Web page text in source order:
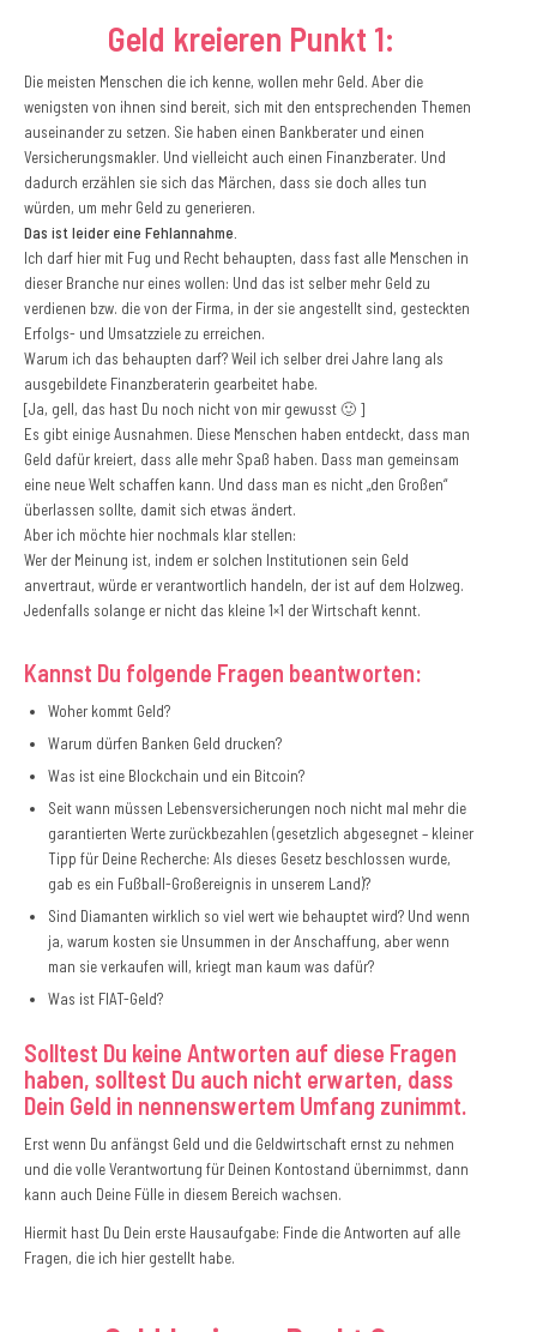
Geld kreieren Punkt 1:
Die meisten Menschen die ich kenne, wollen mehr Geld. Aber die
wenigsten von ihnen sind bereit, sich mit den entsprechenden Themen
auseinander zu setzen. Sie haben einen Bankberater und einen
Versicherungsmakler. Und vielleicht auch einen Finanzberater. Und
dadurch erzählen sie sich das Märchen, dass sie doch alles tun
würden, um mehr Geld zu generieren.
Das ist leider eine Fehlannahme.
Ich darf hier mit Fug und Recht behaupten, dass fast alle Menschen in
dieser Branche nur eines wollen: Und das ist selber mehr Geld zu
verdienen bzw. die von der Firma, in der sie angestellt sind, gesteckten
Erfolgs- und Umsatzziele zu erreichen.
Warum ich das behaupten darf? Weil ich selber drei Jahre lang als
ausgebildete Finanzberaterin gearbeitet habe.
[Ja, gell, das hast Du noch nicht von mir gewusst 🙂 ]
Es gibt einige Ausnahmen. Diese Menschen haben entdeckt, dass man
Geld dafür kreiert, dass alle mehr Spaß haben. Dass man gemeinsam
eine neue Welt schaffen kann. Und dass man es nicht „den Großen“
überlassen sollte, damit sich etwas ändert.
Aber ich möchte hier nochmals klar stellen:
Wer der Meinung ist, indem er solchen Institutionen sein Geld
anvertraut, würde er verantwortlich handeln, der ist auf dem Holzweg.
Jedenfalls solange er nicht das kleine 1×1 der Wirtschaft kennt.
Kannst Du folgende Fragen beantworten:
Woher kommt Geld?
Warum dürfen Banken Geld drucken?
Was ist eine Blockchain und ein Bitcoin?
Seit wann müssen Lebensversicherungen noch nicht mal mehr die
garantierten Werte zurückbezahlen (gesetzlich abgesegnet – kleiner
Tipp für Deine Recherche: Als dieses Gesetz beschlossen wurde,
gab es ein Fußball-Großereignis in unserem Land)?
Sind Diamanten wirklich so viel wert wie behauptet wird? Und wenn
ja, warum kosten sie Unsummen in der Anschaffung, aber wenn
man sie verkaufen will, kriegt man kaum was dafür?
Was ist FIAT-Geld?
Solltest Du keine Antworten auf diese Fragen
haben, solltest Du auch nicht erwarten, dass
Dein Geld in nennenswertem Umfang zunimmt.
Erst wenn Du anfängst Geld und die Geldwirtschaft ernst zu nehmen
und die volle Verantwortung für Deinen Kontostand übernimmst, dann
kann auch Deine Fülle in diesem Bereich wachsen.
Hiermit hast Du Dein erste Hausaufgabe: Finde die Antworten auf alle
Fragen, die ich hier gestellt habe.